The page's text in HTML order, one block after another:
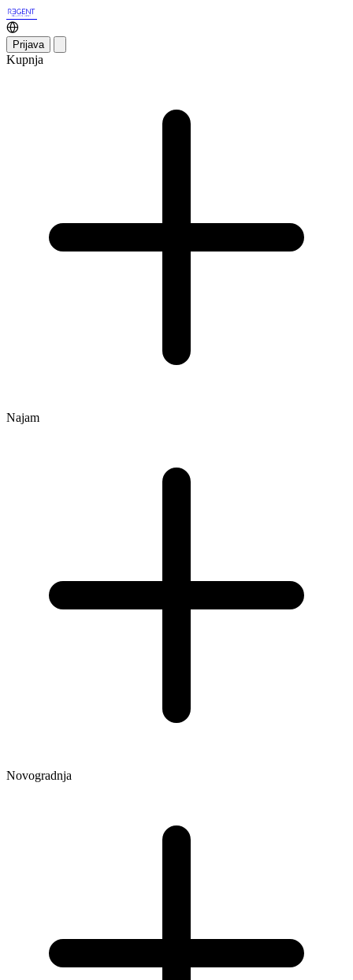
Prijava
Kupnja
Najam
Novogradnja